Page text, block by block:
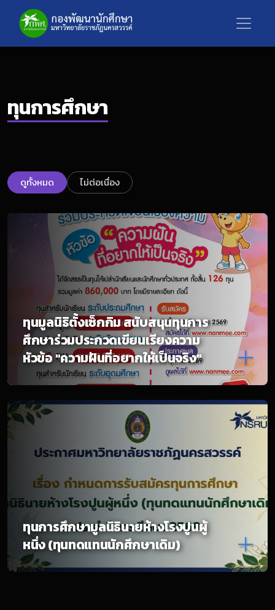
ทุนการศึกษา
ดูทั้งหมด ไม่ต่อเนื่อง
ทุนมูลนิธิตั้งเซ็กกิม สนับสนุนทุนการ
ศึกษาร่วมประกวดเขียนเรียงความ
หัวข้อ "ความฝันที่อยากให้เป็นจริง"
ทุนการศึกษามูลนิธินายห้างโรงปูนผู้
หนึ่ง (ทุนทดแทนนักศึกษาเดิม)